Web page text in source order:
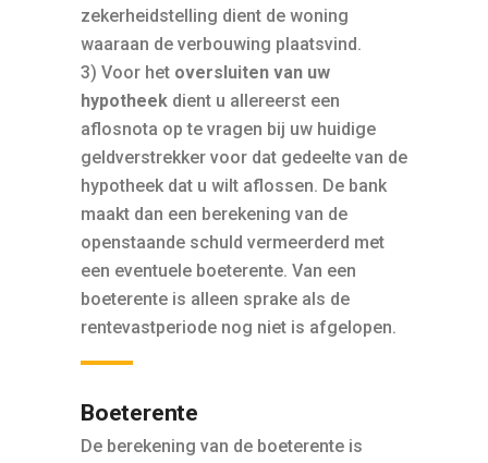
zekerheidstelling dient de woning
waaraan de verbouwing plaatsvind.
3) Voor het oversluiten van uw
hypotheek dient u allereerst een
aflosnota op te vragen bij uw huidige
geldverstrekker voor dat gedeelte van de
hypotheek dat u wilt aflossen. De bank
maakt dan een berekening van de
openstaande schuld vermeerderd met
een eventuele boeterente. Van een
boeterente is alleen sprake als de
rentevastperiode nog niet is afgelopen.
Boeterente
De berekening van de boeterente is